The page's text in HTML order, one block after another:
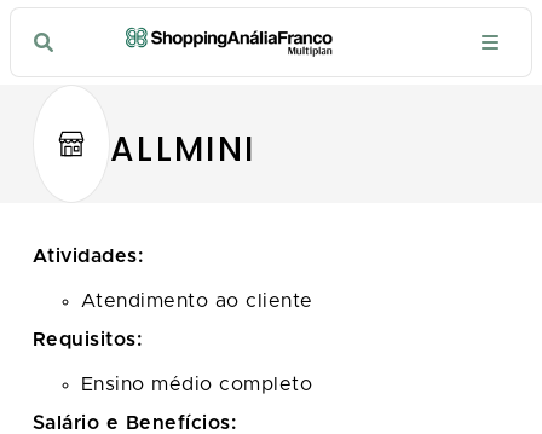
ALLMINI
Atividades:
Atendimento ao cliente
Requisitos:
Ensino médio completo
Salário e Benefícios: